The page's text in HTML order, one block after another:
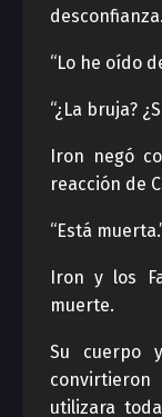
desconfianza.
“Lo he oído
“¿La bruja?
Iron negó
reacción de
“Está
Iron y los
muerte.
Su cuerpo
utilizara